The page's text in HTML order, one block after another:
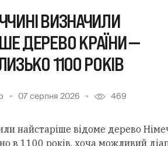
ВИЗНАЧИЛИ
ДЕРЕВО КРАЇНИ —
1100 РОКІВ
07 серпня 2026 469
найстаріше відоме дерево
в 1100 років, хоча можливий